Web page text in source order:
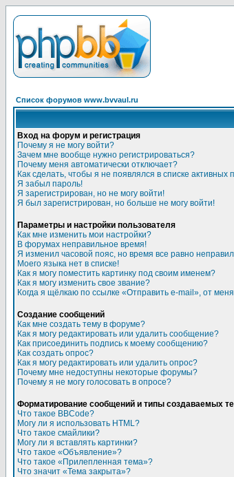
Список форумов www.bvvaul.ru
Вход на форум и регистрация
Почему я не могу войти?
Зачем мне вообще нужно регистрироваться?
Почему меня автоматически отключает?
Как сделать, чтобы я не появлялся в списке активных
Я забыл пароль!
Я зарегистрирован, но не могу войти!
Я был зарегистрирован, но больше не могу войти!
Параметры и настройки пользователя
Как мне изменить мои настройки?
В форумах неправильное время!
Я изменил часовой пояс, но время все равно
Моего языка нет в списке!
Как я могу поместить картинку под своим именем?
Как я могу изменить свое звание?
Когда я щёлкаю по ссылке «Отправить e-mail», от
Создание сообщений
Как мне создать тему в форуме?
Как я могу редактировать или удалить сообщение?
Как присоединить подпись к моему сообщению?
Как создать опрос?
Как я могу редактировать или удалить опрос?
Почему мне недоступны некоторые форумы?
Почему я не могу голосовать в опросе?
Форматирование сообщений и типы создаваемых
Что такое BBCode?
Могу ли я использовать HTML?
Что такое смайлики?
Могу ли я вставлять картинки?
Что такое «Объявление»?
Что такое «Прилепленная тема»?
Что значит «Тема закрыта»?